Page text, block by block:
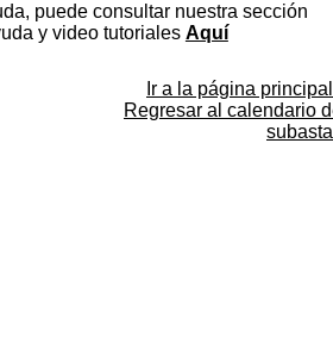
puede consultar nuestra sección
y video tutoriales Aquí
Ir a la página principal
Regresar al calendario